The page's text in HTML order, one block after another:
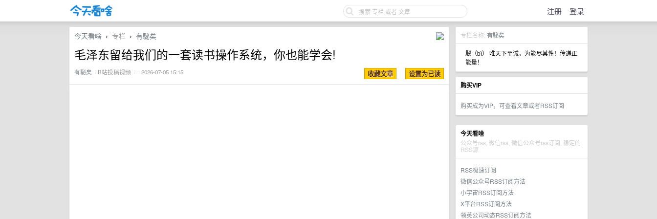
注册 登录
专栏名称: 有駜矣
駜（bì） 唯天下至诚，为能尽其性！传递正
能量！
购买VIP
购买成为VIP，可查看文章或者RSS订阅
今天看啥
公众号rss, 微信rss, 微信公众号rss订阅, 稳定的
RSS源
RSS极速订阅
微信公众号RSS订阅方法
小宇宙RSS订阅方法
X平台RSS订阅方法
领英公司动态RSS订阅方法
今天看啥 › 专栏 › 有駜矣
毛泽东留给我们的一套读书操作系统，你也能学会!
有駜矣 · B站投稿视频 · · 2026-07-05 15:15